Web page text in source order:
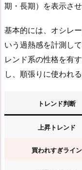
期・長期）を表示させ
基本的には、オシレ
いう過熱感を計測し
レンド系の性格を有
し、順張りに使われ
トレンド判断
上昇トレンド
買われすぎライン